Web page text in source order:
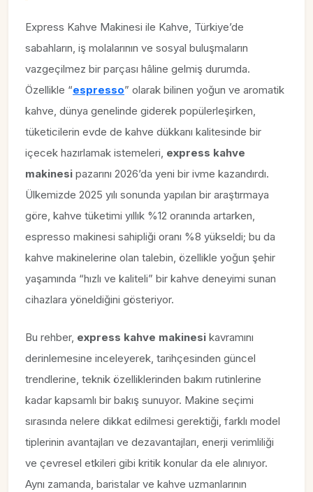
Express Kahve Makinesi ile Kahve, Türkiye’de
sabahların, iş molalarının ve sosyal buluşmaların
vazgeçilmez bir parçası hâline gelmiş durumda.
Özellikle “espresso” olarak bilinen yoğun ve aromatik
kahve, dünya genelinde giderek popülerleşirken,
tüketicilerin evde de kahve dükkanı kalitesinde bir
içecek hazırlamak istemeleri, express kahve
makinesi pazarını 2026’da yeni bir ivme kazandırdı.
Ülkemizde 2025 yılı sonunda yapılan bir araştırmaya
göre, kahve tüketimi yıllık %12 oranında artarken,
espresso makinesi sahipliği oranı %8 yükseldi; bu da
kahve makinelerine olan talebin, özellikle yoğun şehir
yaşamında “hızlı ve kaliteli” bir kahve deneyimi sunan
cihazlara yöneldiğini gösteriyor.
Bu rehber, express kahve makinesi kavramını
derinlemesine inceleyerek, tarihçesinden güncel
trendlerine, teknik özelliklerinden bakım rutinlerine
kadar kapsamlı bir bakış sunuyor. Makine seçimi
sırasında nelere dikkat edilmesi gerektiği, farklı model
tiplerinin avantajları ve dezavantajları, enerji verimliliği
ve çevresel etkileri gibi kritik konular da ele alınıyor.
Aynı zamanda, baristalar ve kahve uzmanlarının